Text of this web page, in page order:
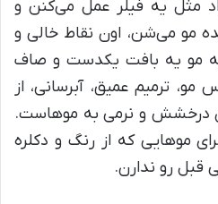
مثل یه فیلر عمل می‌کنن و
مو می‌شن، اون نقاط خالی و
مو یه بافت یکدست و صاف
ترمیم عمیق، آبرسانی، از
درخشش و نرمی به موهاست.
موهایی که از رنگ و دکلره
رو ندارن.